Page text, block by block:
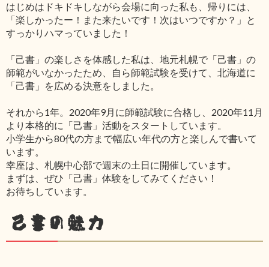
はじめはドキドキしながら会場に向った私も、帰りには、
「楽しかったー！また来たいです！次はいつですか？」と
すっかりハマっていました！
「己書」の楽しさを体感した私は、地元札幌で「己書」の
師範がいなかったため、自ら師範試験を受けて、北海道に
「己書」を広める決意をしました。
それから1年。2020年9月に師範試験に合格し、2020年11月
より本格的に「己書」活動をスタートしています。
小学生から80代の方まで幅広い年代の方と楽しんで書いて
います。
幸座は、札幌中心部で週末の土日に開催しています。
まずは、ぜひ「己書」体験をしてみてください！
お待ちしています。
己書の魅力